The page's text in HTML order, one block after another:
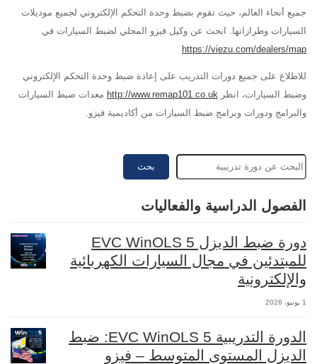
جميع أنحاء العالم، حيث تقوم بضبط وحدة التحكم الإلكتروني لجميع موديلات
السيارات وطرازاتها. ابحث عن وكيل فيزو المحلي لضبط السيارات في
https://viezu.com/dealers/map
للاطلاع على جميع دورات التدريب على إعادة ضبط وحدة التحكم الإلكتروني
وضبط السيارات، انظر http://www.remap101.co.uk معدات ضبط السيارات
والبرامج ودورات وبرامج ضبط السيارات من أكاديمية فيزو.
بحث
الفصول الدراسية والفعاليات
دورة ضبط الديزل EVC WinOLS 5
للمبتدئين في مجال السيارات الكهربائية
والإلكترونية
1 يونيو، 2026
الدورة التدريبية EVC WinOLS 5: ضبط
الديزل المستوى المتوسط – فيزو